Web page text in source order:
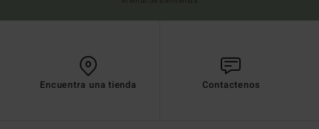
Encuentra una tienda Contactenos